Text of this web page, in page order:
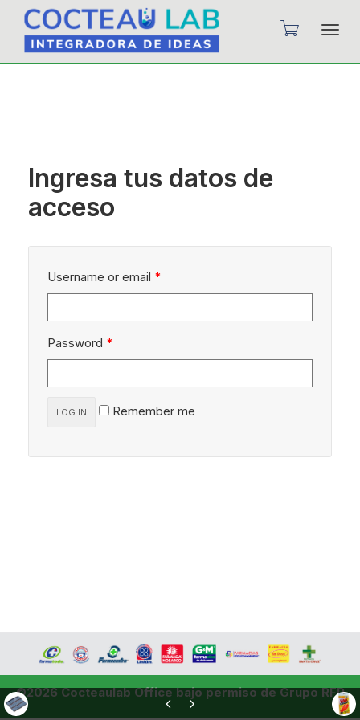
Ingresa tus datos de
acceso
Username or email *
Password *
LOG IN Remember me
©2026 Cocteaulab Office bajo permiso de Grupo RFP